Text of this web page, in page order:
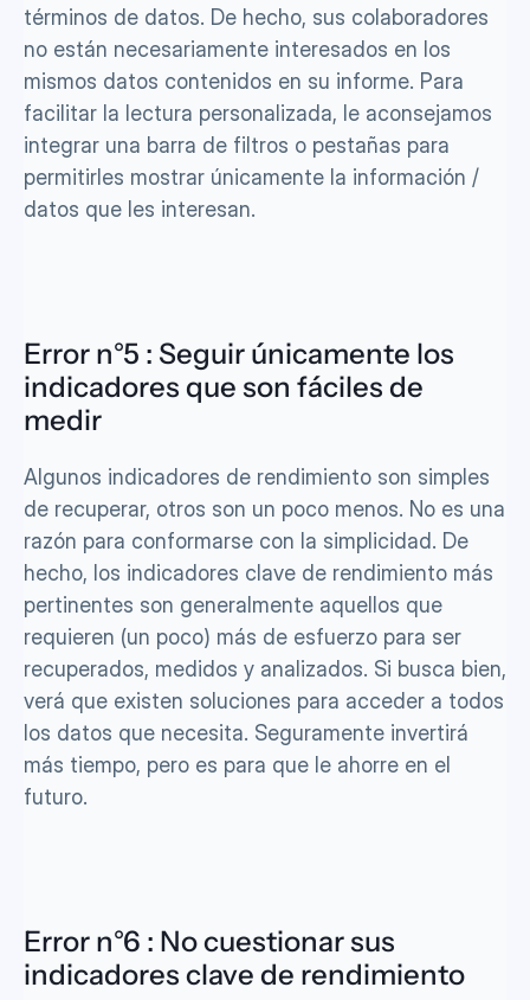
términos de datos. De hecho, sus colaboradores
no están necesariamente interesados en los
mismos datos contenidos en su informe. Para
facilitar la lectura personalizada, le aconsejamos
integrar una barra de filtros o pestañas para
permitirles mostrar únicamente la información /
datos que les interesan.
Error n°5 : Seguir únicamente los
indicadores que son fáciles de
medir
Algunos indicadores de rendimiento son simples
de recuperar, otros son un poco menos. No es una
razón para conformarse con la simplicidad. De
hecho, los indicadores clave de rendimiento más
pertinentes son generalmente aquellos que
requieren (un poco) más de esfuerzo para ser
recuperados, medidos y analizados. Si busca bien,
verá que existen soluciones para acceder a todos
los datos que necesita. Seguramente invertirá
más tiempo, pero es para que le ahorre en el
futuro.
Error n°6 : No cuestionar sus
indicadores clave de rendimiento